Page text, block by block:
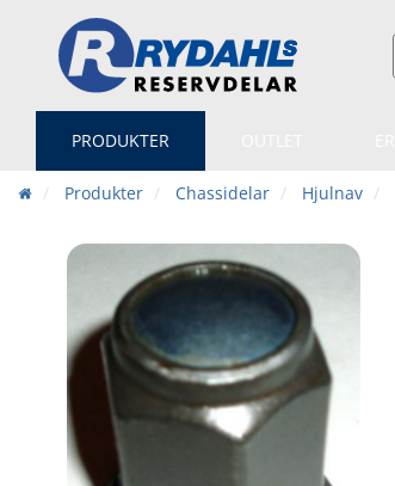
PRODUKTER
Produkter Chassidelar Hjulnav